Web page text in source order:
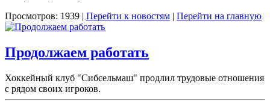
Просмотров: 1939 | Перейти к новостям | Перейти на главную
Продолжаем работать
Хоккейный клуб "Сибсельмаш" продлил трудовые отношения
с рядом своих игроков.